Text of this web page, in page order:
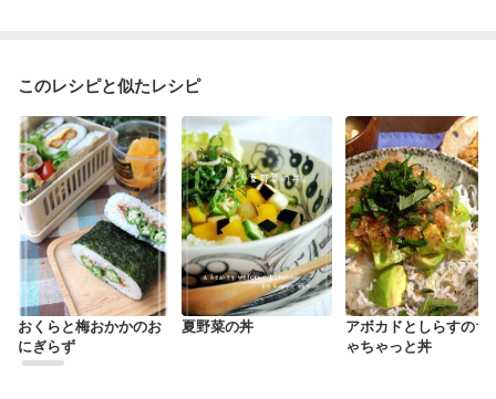
このレシピと似たレシピ
おくらと梅おかかのお
にぎらず
夏野菜の丼
アボカドとしらすのち
ゃちゃっと丼